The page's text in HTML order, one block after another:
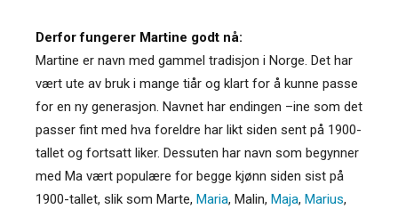
Derfor fungerer Martine godt nå:
Martine er navn med gammel tradisjon i Norge. Det har
vært ute av bruk i mange tiår og klart for å kunne passe
for en ny generasjon. Navnet har endingen –ine som det
passer fint med hva foreldre har likt siden sent på 1900-
tallet og fortsatt liker. Dessuten har navn som begynner
med Ma vært populære for begge kjønn siden sist på
1900-tallet, slik som Marte, Maria, Malin, Maja, Marius,